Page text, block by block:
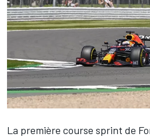
La première course sprint de